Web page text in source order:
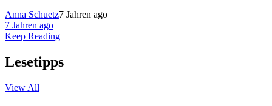
Anna Schuetz7 Jahren ago
7 Jahren ago
Keep Reading
Lesetipps
View All